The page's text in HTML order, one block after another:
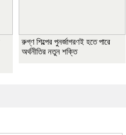
রুগ্ণ শিল্পের পুনর্জাগরণই হতে পারে
অর্থনীতির নতুন শক্তি